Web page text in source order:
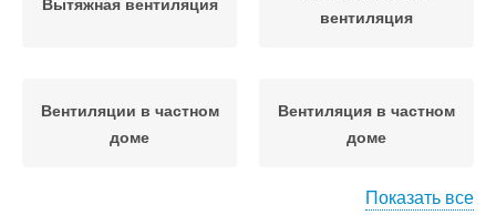
вентиляция
Вентиляции в частном
доме
Вентиляция в частном
доме
Показать все